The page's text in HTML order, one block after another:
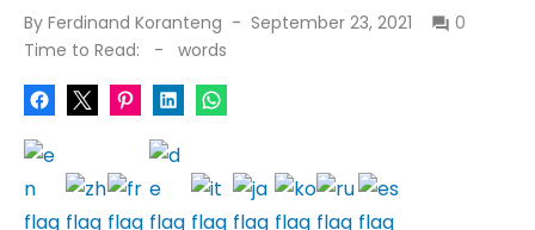
By Ferdinand Koranteng
Posted
September 23, 2021
0
Time to Read:
- words